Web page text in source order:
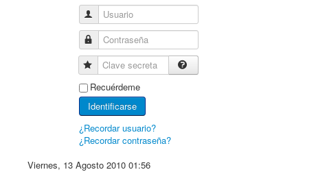
Usuario
Contraseña
Clave secreta
Recuérdeme
Identificarse
¿Recordar usuario?
¿Recordar contraseña?
Viernes, 13 Agosto 2010 01:56